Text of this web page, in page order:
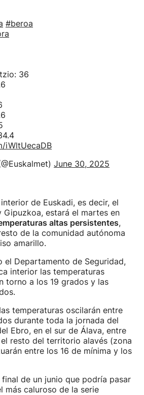
#beroa
36
iWltUecaDB
June 30, 2025
de Euskadi, es decir, el
Gipuzkoa, estará el martes en
altas persistentes,
de la comunidad autónoma
amarillo.
el Departamento de Seguridad,
interior las temperaturas
torno a los 19 grados y las
temperaturas oscilarán entre
durante toda la jornada del
Ebro, en el sur de Álava, entre
resto del territorio alavés (zona
entre los 16 de mínima y los
final de un junio que podría pasar
más caluroso de la serie